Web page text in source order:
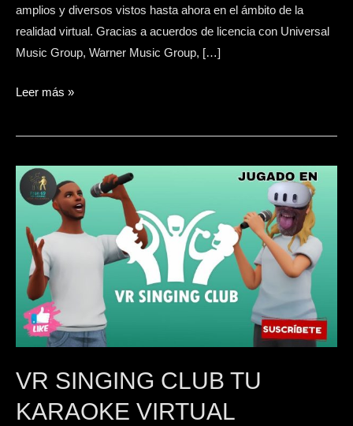
amplios y diversos vistos hasta ahora en el ámbito de la
realidad virtual. Gracias a acuerdos de licencia con Universal
Music Group, Warner Music Group, […]
Leer más »
VR SINGING CLUB TU
KARAOKE VIRTUAL
VR
SINGING
TU
KARAOKE
VIRTUAL